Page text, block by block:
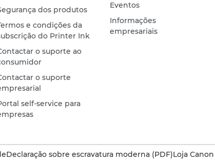
dos produtos
e condições da
do Printer Ink
o suporte ao
o suporte
self-service para
Eventos
Informações
empresariais
Declaração sobre escravatura moderna (PDF)Loja